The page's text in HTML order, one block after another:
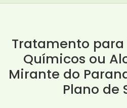
Tratamento
Químicos ou
Mirante do
Plano de